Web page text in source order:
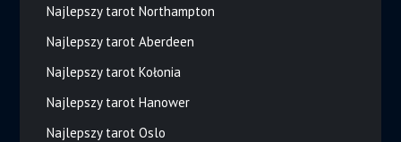
Najlepszy tarot Northampton
Najlepszy tarot Aberdeen
Najlepszy tarot Kołonia
Najlepszy tarot Hanower
Najlepszy tarot Oslo